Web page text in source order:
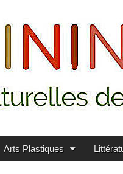
Arts Plastiques